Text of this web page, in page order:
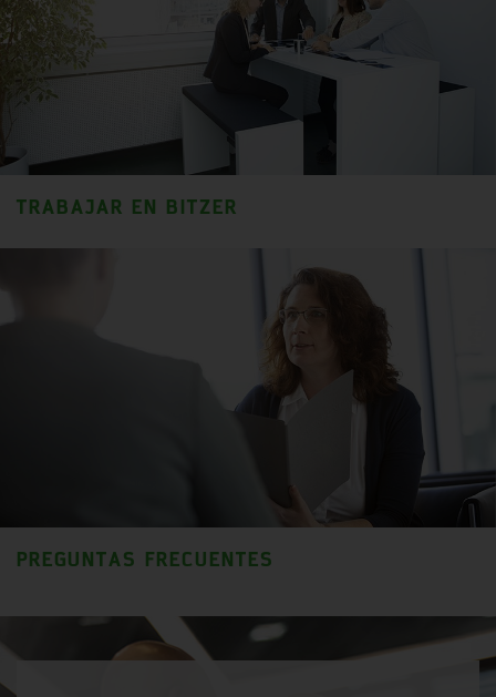
TRABAJAR EN BITZER
PREGUNTAS FRECUENTES